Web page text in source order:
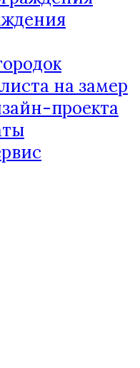
на замер
проекта